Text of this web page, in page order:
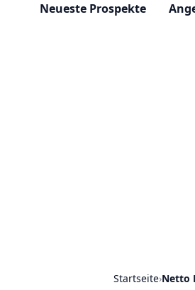
Neueste Prospekte
Startseite›Netto